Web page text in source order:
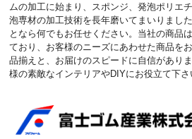
ムの加工に始まり、スポンジ、発泡ポリエ
泡専材の加工技術を長年磨いてまいりまし
となら何でもお任せください。当社の商品
ており、お客様のニーズにあわせた商品を
品揃えと、お届けのスピードに自信があり
様の素敵なインテリアやDIYにお役立て下さ